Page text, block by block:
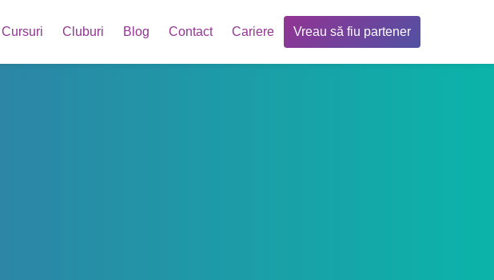
Cursuri Cluburi Blog Contact Cariere Vreau să fiu partener